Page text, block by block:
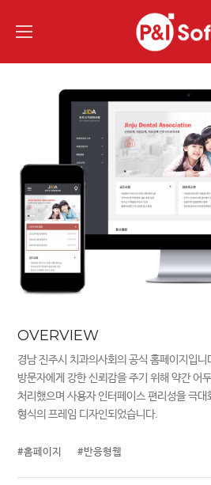
OVERVIEW
경남 진주시 치과의사회의 공식 홈페이지입
방문자에게 강한 신뢰감을 주기 위해 약간 어
처리했으며 사용자 인터페이스 편리성을 극
형식의 프레임 디자인되었습니다.
#홈페이지 #반응형웹